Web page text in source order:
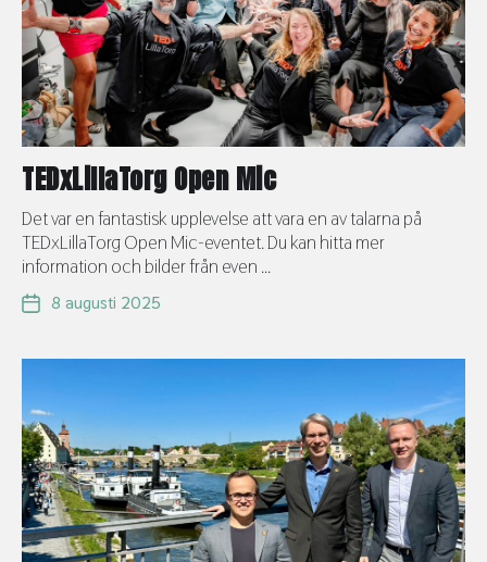
TEDxLillaTorg Open Mic
Det var en fantastisk upplevelse att vara en av talarna på
TEDxLillaTorg Open Mic-eventet. Du kan hitta mer
information och bilder från even ...
8 augusti 2025